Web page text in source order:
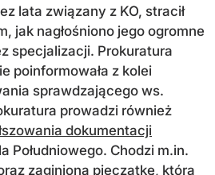
lata związany z KO, stracił
jak nagłośniono jego ogromne
specjalizacji. Prokuratura
poinformowała z kolei
sprawdzającego ws.
prowadzi również
dokumentacji
Południowego. Chodzi m.in.
zaginioną pieczątkę, którą